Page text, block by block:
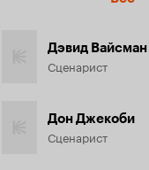
Дэвид Вайсман
Сценарист
Дон Джекоби
Сценарист